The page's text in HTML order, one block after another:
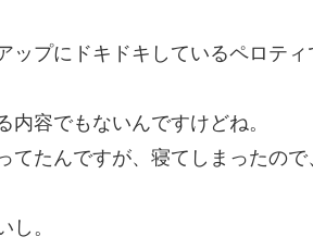
ップにドキドキしているペロティ
内容でもないんですけどね。
てたんですが、寝てしまったの
し。